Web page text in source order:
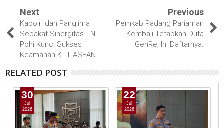
Next
Kapolri dan Panglima
Sepakat Sinergitas TNI-
Polri Kunci Sukses
Keamanan KTT ASEAN .
Previous
Pemkab Padang Pariaman
Kembali Tetapkan Duta
GenRe, Ini Daftarnya.
RELATED POST
30
Jul
2026
22
Jul
2026